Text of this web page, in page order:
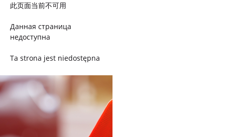
此页面当前不可用
Данная страница
недоступна
Ta strona jest niedostępna
Trang này không có
Esta página não está
disponível
このページは現在利用できま